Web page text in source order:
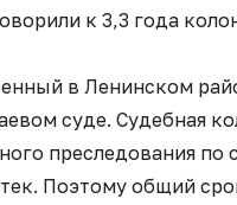
к 3,3 года
в Ленинском
суде. Судебная
преследования по
Поэтому общий